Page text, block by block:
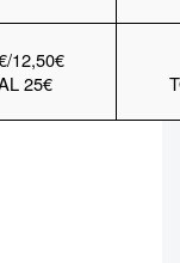
12,50€
25€